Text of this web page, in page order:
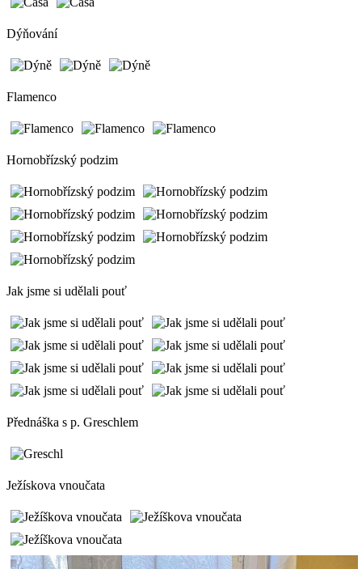
Dýňování
Flamenco
Hornobřízský podzim
Jak jsme si udělali pouť
Přednáška s p. Greschlem
Ježískova vnoučata